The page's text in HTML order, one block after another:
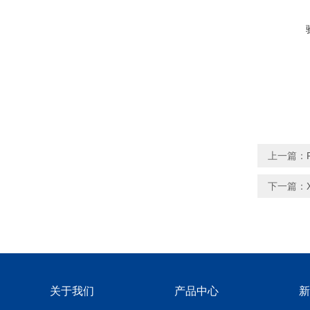
上一篇：
下一篇：
关于我们 产品中心